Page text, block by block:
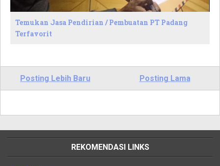
Temukan Jasa Pendirian / Pembuatan PT Padang
Terfavorit
Posting Lebih Baru Posting Lama
REKOMENDASI LINKS